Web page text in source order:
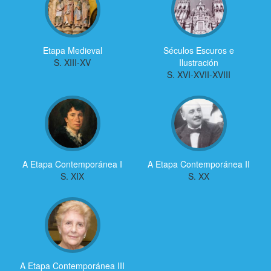
Etapa Medieval
S. XIII-XV
Séculos Escuros e
Ilustración
S. XVI-XVII-XVIII
A Etapa Contemporánea I
S. XIX
A Etapa Contemporánea II
S. XX
A Etapa Contemporánea III